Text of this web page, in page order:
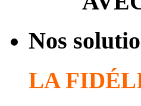
Nos
LA